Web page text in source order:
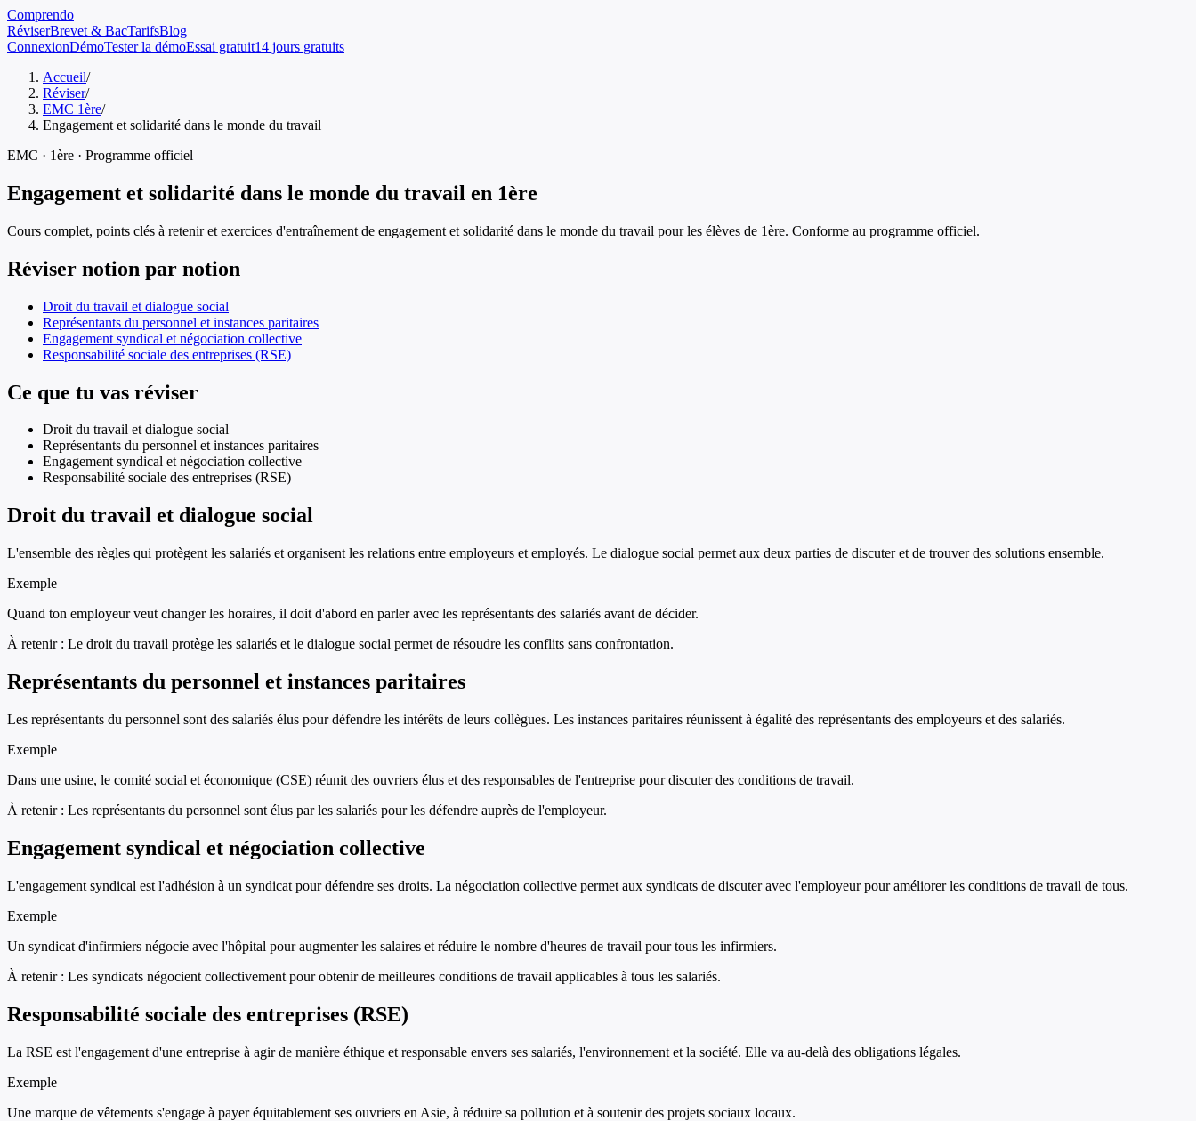
Comprendo
RéviserBrevet & BacTarifsBlog
ConnexionDémoTester la démoEssai gratuit14 jours gratuits
Accueil/
Réviser/
EMC 1ère/
Engagement et solidarité dans le monde du travail
EMC · 1ère · Programme officiel
Engagement et solidarité dans le monde du travail en 1ère
Cours complet, points clés à retenir et exercices d'entraînement de engagement et solidarité dans le monde du travail pour les élèves de 1ère. Conforme au programme officiel.
Réviser notion par notion
Droit du travail et dialogue social
Représentants du personnel et instances paritaires
Engagement syndical et négociation collective
Responsabilité sociale des entreprises (RSE)
Ce que tu vas réviser
Droit du travail et dialogue social
Représentants du personnel et instances paritaires
Engagement syndical et négociation collective
Responsabilité sociale des entreprises (RSE)
Droit du travail et dialogue social
L'ensemble des règles qui protègent les salariés et organisent les relations entre employeurs et employés. Le dialogue social permet aux deux parties de discuter et de trouver des solutions ensemble.
Exemple
Quand ton employeur veut changer les horaires, il doit d'abord en parler avec les représentants des salariés avant de décider.
À retenir : Le droit du travail protège les salariés et le dialogue social permet de résoudre les conflits sans confrontation.
Représentants du personnel et instances paritaires
Les représentants du personnel sont des salariés élus pour défendre les intérêts de leurs collègues. Les instances paritaires réunissent à égalité des représentants des employeurs et des salariés.
Exemple
Dans une usine, le comité social et économique (CSE) réunit des ouvriers élus et des responsables de l'entreprise pour discuter des conditions de travail.
À retenir : Les représentants du personnel sont élus par les salariés pour les défendre auprès de l'employeur.
Engagement syndical et négociation collective
L'engagement syndical est l'adhésion à un syndicat pour défendre ses droits. La négociation collective permet aux syndicats de discuter avec l'employeur pour améliorer les conditions de travail de tous.
Exemple
Un syndicat d'infirmiers négocie avec l'hôpital pour augmenter les salaires et réduire le nombre d'heures de travail pour tous les infirmiers.
À retenir : Les syndicats négocient collectivement pour obtenir de meilleures conditions de travail applicables à tous les salariés.
Responsabilité sociale des entreprises (RSE)
La RSE est l'engagement d'une entreprise à agir de manière éthique et responsable envers ses salariés, l'environnement et la société. Elle va au-delà des obligations légales.
Exemple
Une marque de vêtements s'engage à payer équitablement ses ouvriers en Asie, à réduire sa pollution et à soutenir des projets sociaux locaux.